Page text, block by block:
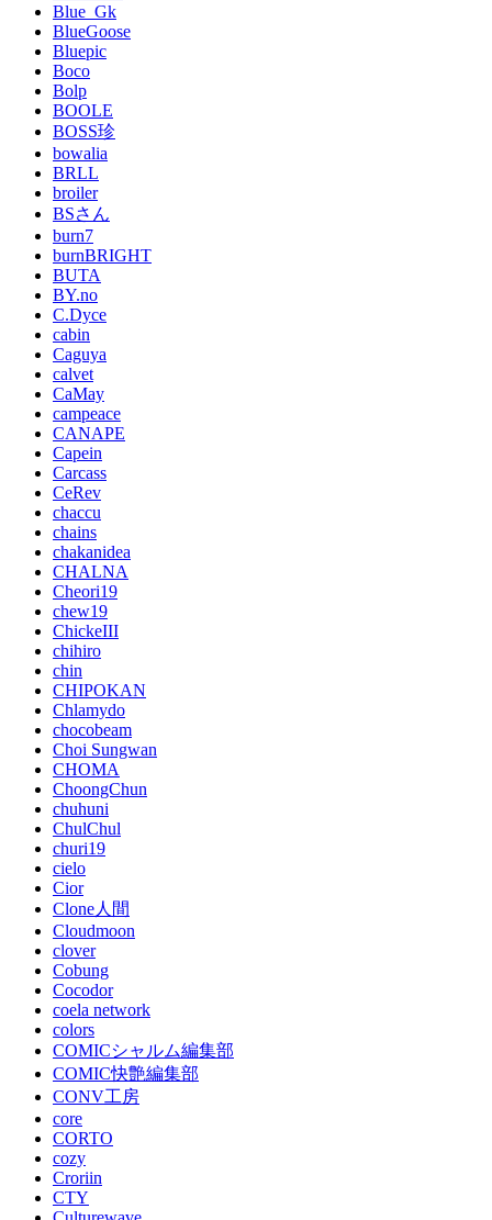
Blue_Gk
BlueGoose
Bluepic
Boco
Bolp
BOOLE
BOSS珍
bowalia
BRLL
broiler
BSさん
burn7
burnBRIGHT
BUTA
BY.no
C.Dyce
cabin
Caguya
calvet
CaMay
campeace
CANAPE
Capein
Carcass
CeRev
chaccu
chains
chakanidea
CHALNA
Cheori19
chew19
ChickeIII
chihiro
chin
CHIPOKAN
Chlamydo
chocobeam
Choi Sungwan
CHOMA
ChoongChun
chuhuni
ChulChul
churi19
cielo
Cior
Clone人間
Cloudmoon
clover
Cobung
Cocodor
coela network
colors
COMICシャルム編集部
COMIC快艶編集部
CONV工房
core
CORTO
cozy
Croriin
CTY